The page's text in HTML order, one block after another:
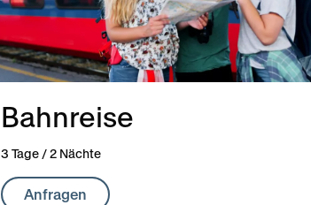
Bahnreise
3 Tage / 2 Nächte
Anfragen